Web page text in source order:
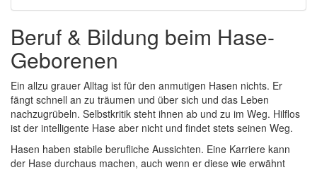
Beruf & Bildung beim Hase-
Geborenen
Ein allzu grauer Alltag ist für den anmutigen Hasen nichts. Er
fängt schnell an zu träumen und über sich und das Leben
nachzugrübeln. Selbstkritik steht ihnen ab und zu im Weg. Hilflos
ist der intelligente Hase aber nicht und findet stets seinen Weg.
Hasen haben stabile berufliche Aussichten. Eine Karriere kann
der Hase durchaus machen, auch wenn er diese wie erwähnt